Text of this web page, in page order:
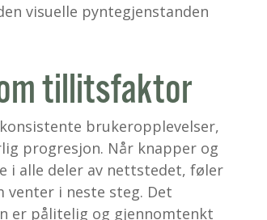
visuelle pyntegjenstanden
tillitsfaktor
brukeropplevelser,
progresjon. Når knapper og
i alle deler av nettstedet, føler
venter i neste steg. Det
er pålitelig og gjennomtenkt